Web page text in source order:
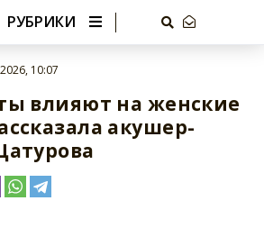
РУБРИКИ
10:07
влияют на женские
акушер-